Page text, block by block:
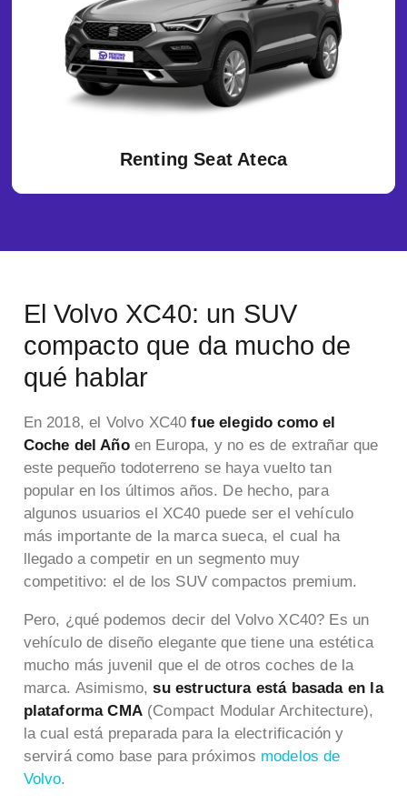
Renting Seat Ateca
El Volvo XC40: un SUV
compacto que da mucho de
qué hablar
En 2018, el Volvo XC40fue elegido como el
Coche del Añoen Europa, y no es de extrañar que
este pequeño todoterreno se haya vuelto tan
popular en los últimos años. De hecho, para
algunos usuarios el XC40 puede ser el vehículo
más importante de la marca sueca, el cual ha
llegado a competir en un segmento muy
competitivo: el de los SUV compactos premium.
Pero, ¿qué podemos decir del Volvo XC40? Es un
vehículo de diseño elegante que tiene una estética
mucho más juvenil que el de otros coches de la
marca. Asimismo, su estructura está basada en la
plataforma CMA(Compact Modular Architecture),
la cual está preparada para la electrificación y
servirá como base para próximos modelos de
Volvo.